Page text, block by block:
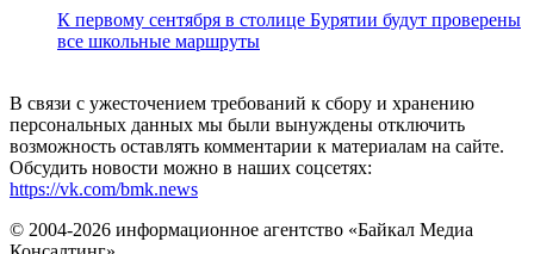
К первому сентября в столице Бурятии будут проверены
все школьные маршруты
В связи с ужесточением требований к сбору и хранению
персональных данных мы были вынуждены отключить
возможность оставлять комментарии к материалам на сайте.
Обсудить новости можно в наших соцсетях:
https://vk.com/bmk.news
© 2004-2026 информационное агентство «Байкал Медиа